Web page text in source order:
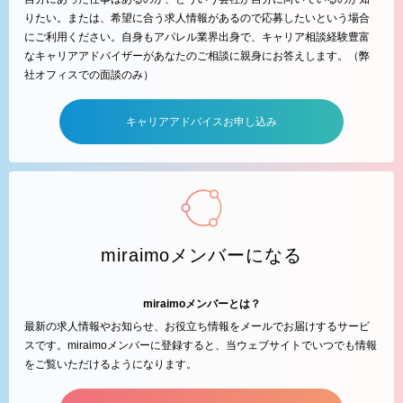
りたい。または、希望に合う求人情報があるので応募したいという場合
にご利用ください。自身もアパレル業界出身で、キャリア相談経験豊富
なキャリアアドバイザーがあなたのご相談に親身にお答えします。（弊
社オフィスでの面談のみ）
キャリアアドバイスお申し込み
miraimoメンバーになる
miraimoメンバーとは？
最新の求人情報やお知らせ、お役立ち情報をメールでお届けするサービ
スです。miraimoメンバーに登録すると、当ウェブサイトでいつでも情報
をご覧いただけるようになります。